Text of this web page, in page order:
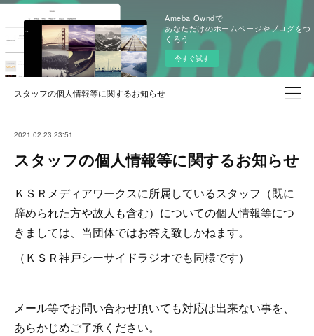
Ameba Owndで
あなただけのホームページやブログをつ
くろう
今すぐ試す
スタッフの個人情報等に関するお知らせ
2021.02.23 23:51
スタッフの個人情報等に関するお知らせ
ＫＳＲメディアワークスに所属しているスタッフ（既に
辞められた方や故人も含む）についての個人情報等につ
きましては、当団体ではお答え致しかねます。
（ＫＳＲ神戸シーサイドラジオでも同様です）
メール等でお問い合わせ頂いても対応は出来ない事を、
あらかじめご了承ください。